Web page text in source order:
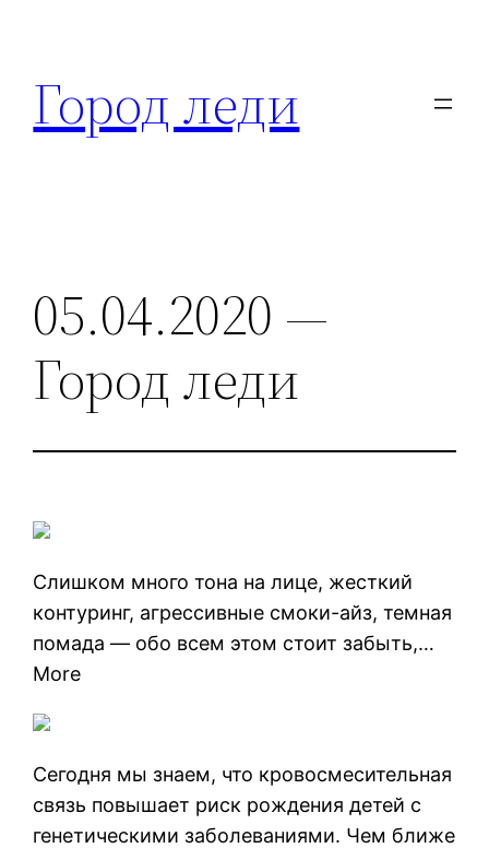
содержимому
Город леди
05.04.2020 —
Город леди
Слишком много тона на лице, жесткий
контуринг, агрессивные смоки-айз, темная
помада — обо всем этом стоит забыть,…
More
Сегодня мы знаем, что кровосмесительная
связь повышает риск рождения детей с
генетическими заболеваниями. Чем ближе